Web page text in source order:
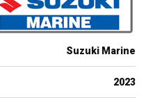
Suzuki Marine
2023